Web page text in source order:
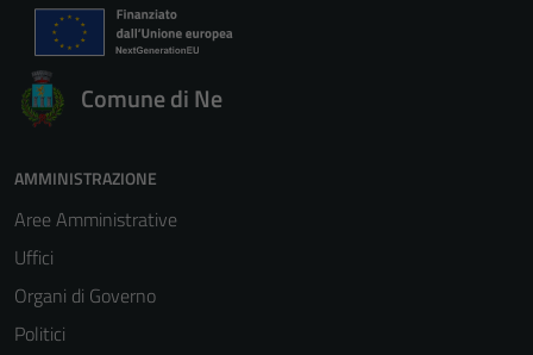
Comune di Ne
AMMINISTRAZIONE
Aree Amministrative
Uffici
Organi di Governo
Politici